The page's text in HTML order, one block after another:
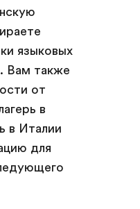
языковых
Вам также
от
в
в Италии
для